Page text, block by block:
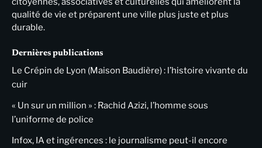
qualité de vie et préparent une ville plus juste et plus
durable.
Dernières publications
Le Crépin de Lyon (Maison Baudière) : l’histoire vivante du
cuir
« Un sur un million » : Rachid Azizi, l’homme sous
l’uniforme de police
Infox, IA et ingérences : le journalisme peut-il encore